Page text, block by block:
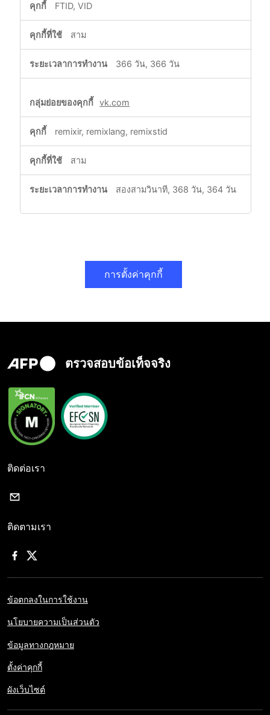
หมาย
FTID, VID
สาม
366 วัน, 366 วัน
vk.com
remixir, remixlang, remixstid
สาม
สองสามวินาที, 368 วัน, 364 วัน
การตั้งค่าคุกกี้
ตรวจสอบข้อเท็จจริง
ติดต่อเรา
ติดตามเรา
ข้อตกลงในการใช้งาน
นโยบายความเป็นส่วนตัว
ข้อมูลทางกฎหมาย
ตั้งค่าคุกกี้
ผังเว็บไซต์